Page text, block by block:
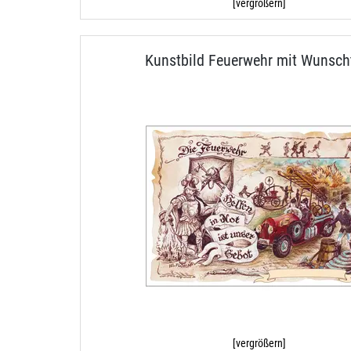
[vergrößern]
Kunstbild Feuerwehr mit
[vergrößern]